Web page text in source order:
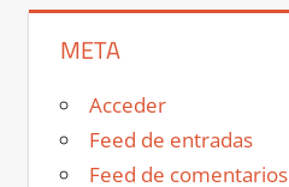
META
Acceder
Feed de entradas
Feed de comentarios